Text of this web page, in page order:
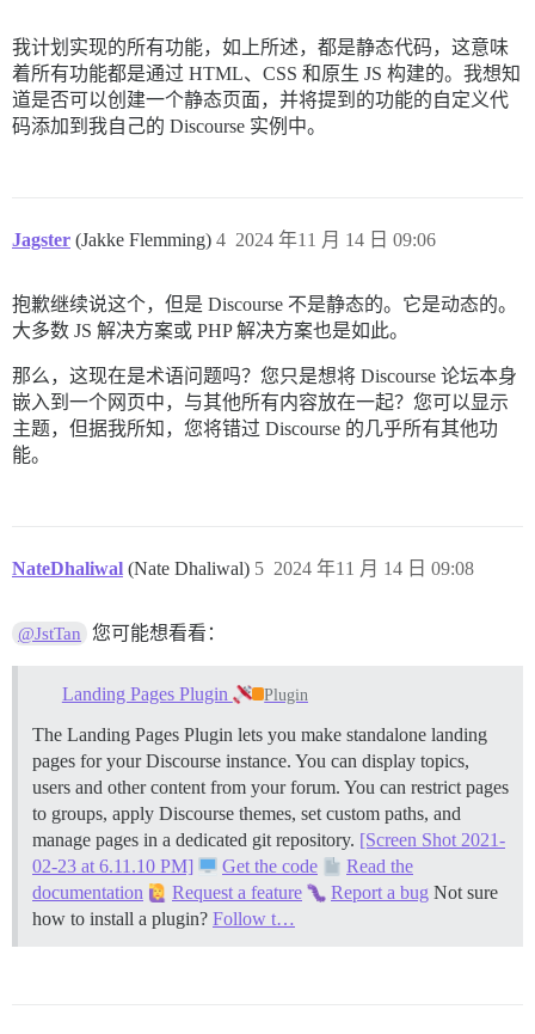
我计划实现的所有功能，如上所述，都是静态代码，这意味
着所有功能都是通过 HTML、CSS 和原生 JS 构建的。我想知
道是否可以创建一个静态页面，并将提到的功能的自定义代
码添加到我自己的 Discourse 实例中。
Jagster (Jakke Flemming) 2024 年11 月 14 日 09:06
4
抱歉继续说这个，但是 Discourse 不是静态的。它是动态的。
大多数 JS 解决方案或 PHP 解决方案也是如此。
那么，这现在是术语问题吗？您只是想将 Discourse 论坛本身
嵌入到一个网页中，与其他所有内容放在一起？您可以显示
主题，但据我所知，您将错过 Discourse 的几乎所有其他功
能。
NateDhaliwal (Nate Dhaliwal) 2024 年11 月 14 日 09:08
5
@JstTan 您可能想看看：
Landing Pages Plugin Plugin
The Landing Pages Plugin lets you make standalone landing
pages for your Discourse instance. You can display topics,
users and other content from your forum. You can restrict pages
to groups, apply Discourse themes, set custom paths, and
manage pages in a dedicated git repository. [Screen Shot 2021-
02-23 at 6.11.10 PM]
Get the code
Read the
documentation
Request a feature Report a bug Not sure
how to install a plugin? Follow t…